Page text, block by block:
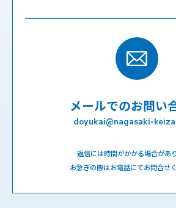
メールでのお問い
doyukai@nagasaki-
返信には時間がかかる場合があり
お急ぎの際はお電話にてお問合せく